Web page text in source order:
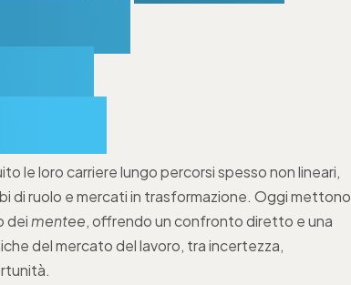
le loro carriere lungo percorsi spesso non lineari,
di ruolo e mercati in trasformazione. Oggi mettono
deimentee, offrendo un confronto diretto e una
del mercato del lavoro, tra incertezza,